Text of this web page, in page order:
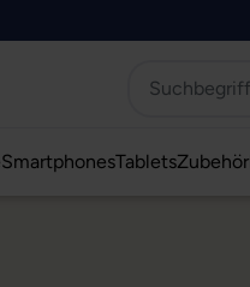
SmartphonesTabletsZubehör